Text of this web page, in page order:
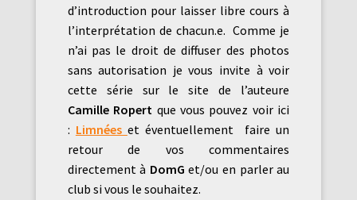
d’introduction pour laisser libre cours à
l’interprétation de chacun.e. Comme je
n’ai pas le droit de diffuser des photos
sans autorisation je vous invite à voir
cette série sur le site de l’auteure
Camille Ropert que vous pouvez voir ici
: Limnées et éventuellement faire un
retour de vos commentaires
directement à DomG et/ou en parler au
club si vous le souhaitez.